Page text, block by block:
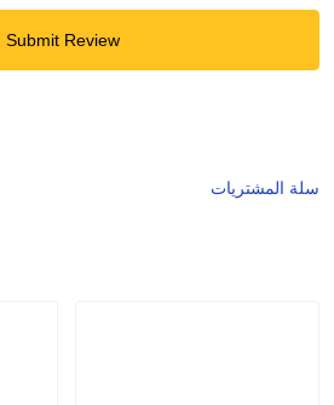
Submit Review
سلة المشتريات